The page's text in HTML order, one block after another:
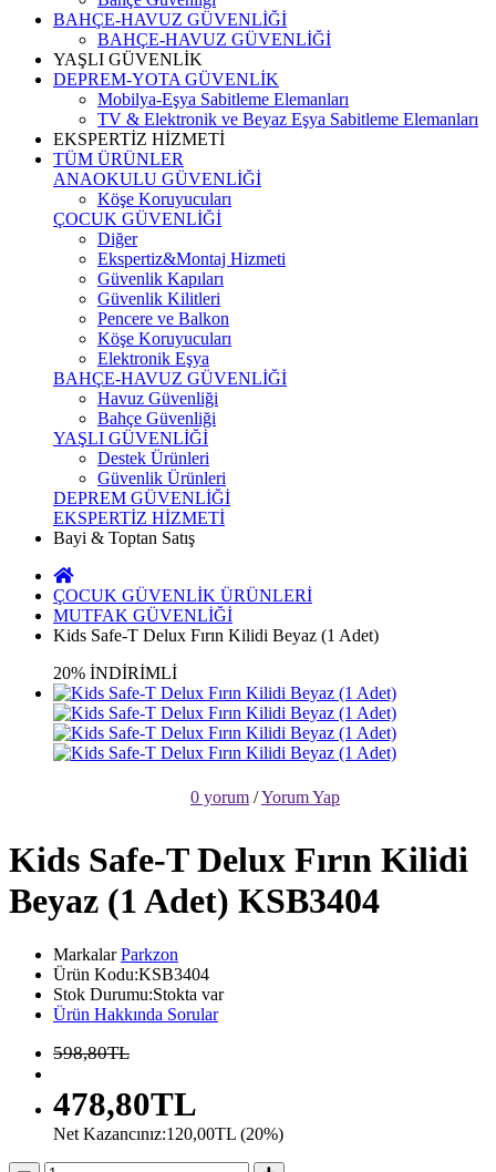
BAHÇE-HAVUZ GÜVENLİĞİ
BAHÇE-HAVUZ GÜVENLİĞİ
YAŞLI GÜVENLİK
DEPREM-YOTA GÜVENLİK
Mobilya-Eşya Sabitleme Elemanları
TV & Elektronik ve Beyaz Eşya Sabitleme Elemanları
EKSPERTİZ HİZMETİ
TÜM ÜRÜNLER
ANAOKULU GÜVENLİĞİ
Köşe Koruyucuları
ÇOCUK GÜVENLİĞİ
Diğer
Ekspertiz&Montaj Hizmeti
Güvenlik Kapıları
Güvenlik Kilitleri
Pencere ve Balkon
Köşe Koruyucuları
Elektronik Eşya
BAHÇE-HAVUZ GÜVENLİĞİ
Havuz Güvenliği
Bahçe Güvenliği
YAŞLI GÜVENLİĞİ
Destek Ürünleri
Güvenlik Ürünleri
DEPREM GÜVENLİĞİ
EKSPERTİZ HİZMETİ
Bayi & Toptan Satış
ÇOCUK GÜVENLİK ÜRÜNLERİ
MUTFAK GÜVENLİĞİ
Kids Safe-T Delux Fırın Kilidi Beyaz (1 Adet)
20% İNDİRİMLİ
0 yorum /Yorum Yap
Kids Safe-T Delux Fırın Kilidi
Beyaz (1 Adet) KSB3404
MarkalarParkzon
Ürün Kodu:KSB3404
Stok Durumu:Stokta var
Ürün Hakkında Sorular
598,80TL
478,80TL
Net Kazancınız:120,00TL (20%)